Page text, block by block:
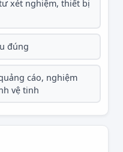
xét nghiệm, thiết bị
đúng
cáo, nghiệm
vệ tinh